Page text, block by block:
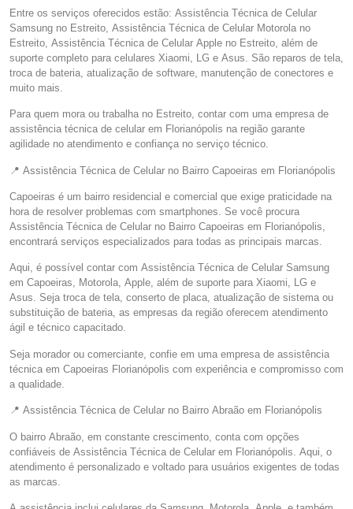
Entre os serviços oferecidos estão: Assistência Técnica de Celular
Samsung no Estreito, Assistência Técnica de Celular Motorola no
Estreito, Assistência Técnica de Celular Apple no Estreito, além de
suporte completo para celulares Xiaomi, LG e Asus. São reparos de tela,
troca de bateria, atualização de software, manutenção de conectores e
muito mais.
Para quem mora ou trabalha no Estreito, contar com uma empresa de
assistência técnica de celular em Florianópolis na região garante
agilidade no atendimento e confiança no serviço técnico.
📍 Assistência Técnica de Celular no Bairro Capoeiras em Florianópolis
Capoeiras é um bairro residencial e comercial que exige praticidade na
hora de resolver problemas com smartphones. Se você procura
Assistência Técnica de Celular no Bairro Capoeiras em Florianópolis,
encontrará serviços especializados para todas as principais marcas.
Aqui, é possível contar com Assistência Técnica de Celular Samsung
em Capoeiras, Motorola, Apple, além de suporte para Xiaomi, LG e
Asus. Seja troca de tela, conserto de placa, atualização de sistema ou
substituição de bateria, as empresas da região oferecem atendimento
ágil e técnico capacitado.
Seja morador ou comerciante, confie em uma empresa de assistência
técnica em Capoeiras Florianópolis com experiência e compromisso com
a qualidade.
📍 Assistência Técnica de Celular no Bairro Abraão em Florianópolis
O bairro Abraão, em constante crescimento, conta com opções
confiáveis de Assistência Técnica de Celular em Florianópolis. Aqui, o
atendimento é personalizado e voltado para usuários exigentes de todas
as marcas.